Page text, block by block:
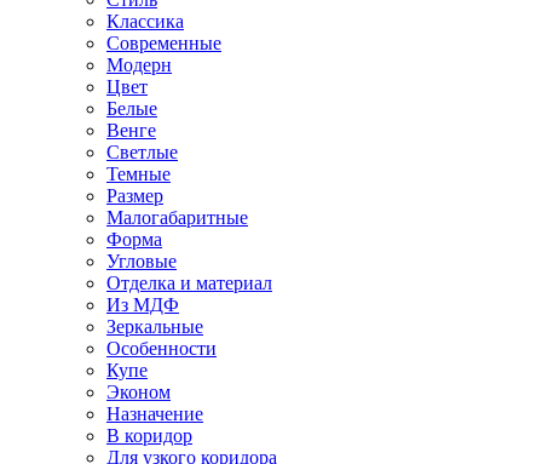
Классика
Современные
Модерн
Цвет
Белые
Венге
Светлые
Темные
Размер
Малогабаритные
Форма
Угловые
Отделка и материал
Из МДФ
Зеркальные
Особенности
Купе
Эконом
Назначение
В коридор
Для узкого коридора